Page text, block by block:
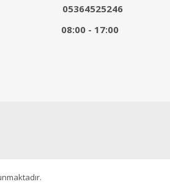
05364525246
08:00 - 17:00